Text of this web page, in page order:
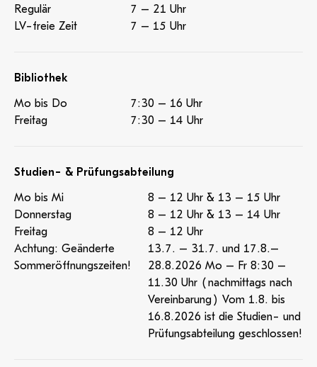
Regulär
7 – 21 Uhr
LV-freie Zeit
7 – 15 Uhr
Bibliothek
Mo bis Do
7:30 – 16 Uhr
Freitag
7:30 – 14 Uhr
Studien- & Prüfungsabteilung
Mo bis Mi
8 – 12 Uhr & 13 – 15 Uhr
Donnerstag
8 – 12 Uhr & 13 – 14 Uhr
Freitag
8 – 12 Uhr
Achtung: Geänderte
Sommeröffnungszeiten!
13.7. – 31.7. und 17.8.–
28.8.2026 Mo – Fr 8:30 –
11.30 Uhr (nachmittags nach
Vereinbarung) Vom 1.8. bis
16.8.2026 ist die Studien- und
Prüfungsabteilung geschlossen!